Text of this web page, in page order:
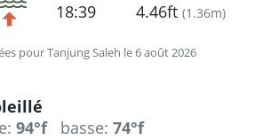
pour Tanjung Saleh le 6 août 2026
18:39 4.46ft (1.36m)
94°f basse: 74°f